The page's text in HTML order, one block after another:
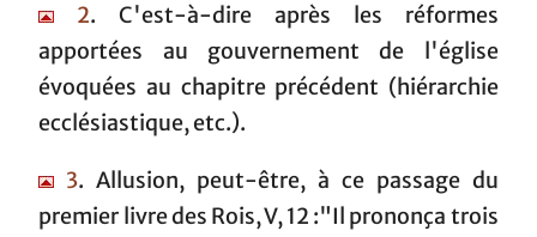
2. C'est-à-dire après les réformes
apportées au gouvernement de l'église
évoquées au chapitre précédent (hiérarchie
ecclésiastique, etc.).
3. Allusion, peut-être, à ce passage du
premier livre des Rois, V, 12 :"Il prononça trois